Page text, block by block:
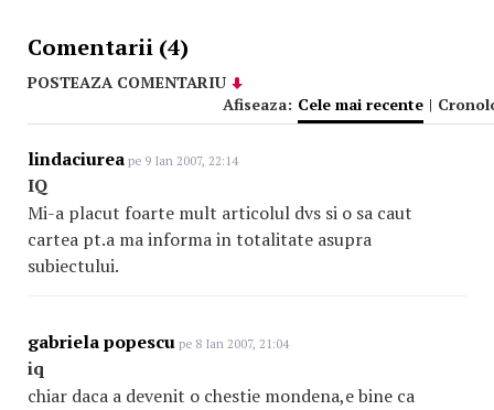
Comentarii (4)
POSTEAZA COMENTARIU
Afiseaza: Cele mai recente |
lindaciurea pe 9 Ian 2007, 22:14
IQ
Mi-a placut foarte mult articolul dvs si o sa caut
cartea pt.a ma informa in totalitate asupra
subiectului.
gabriela popescu pe 8 Ian 2007, 21:04
iq
chiar daca a devenit o chestie mondena,e bine ca